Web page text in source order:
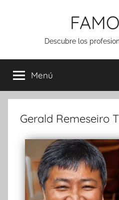
Descubre los
Menú
Gerald Remeseiro